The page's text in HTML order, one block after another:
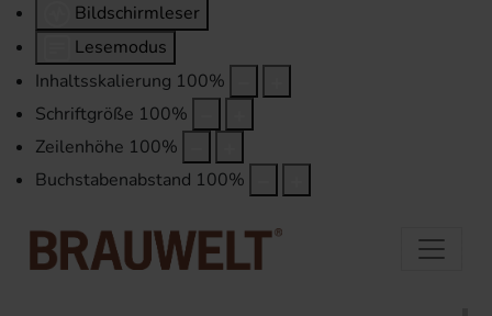
Bildschirmleser
Lesemodus
Inhaltsskalierung 100%
Schriftgröße 100%
Zeilenhöhe 100%
Buchstabenabstand 100%